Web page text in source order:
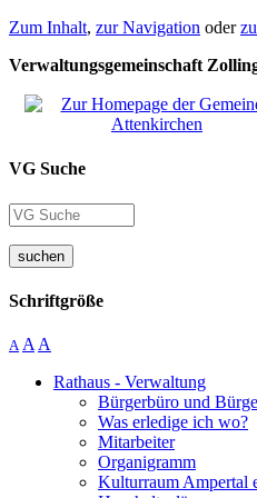
Zum Inhalt, zur Navigation oder
Verwaltungsgemeinschaft
VG Suche
suchen
Schriftgröße
A A A
Rathaus - Verwaltung
Bürgerbüro und
Was erledige ich wo?
Mitarbeiter
Organigramm
Kulturraum Ampertal